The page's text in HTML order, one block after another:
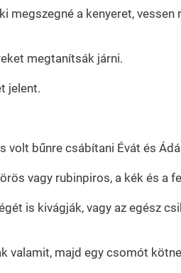
megszegné a kenyeret,
megtanítsák járni.
jelent.
bűnre csábítani Évát és
vagy rubinpiros, a kék és a
is kivágják, vagy az egész
valamit, majd egy csomót